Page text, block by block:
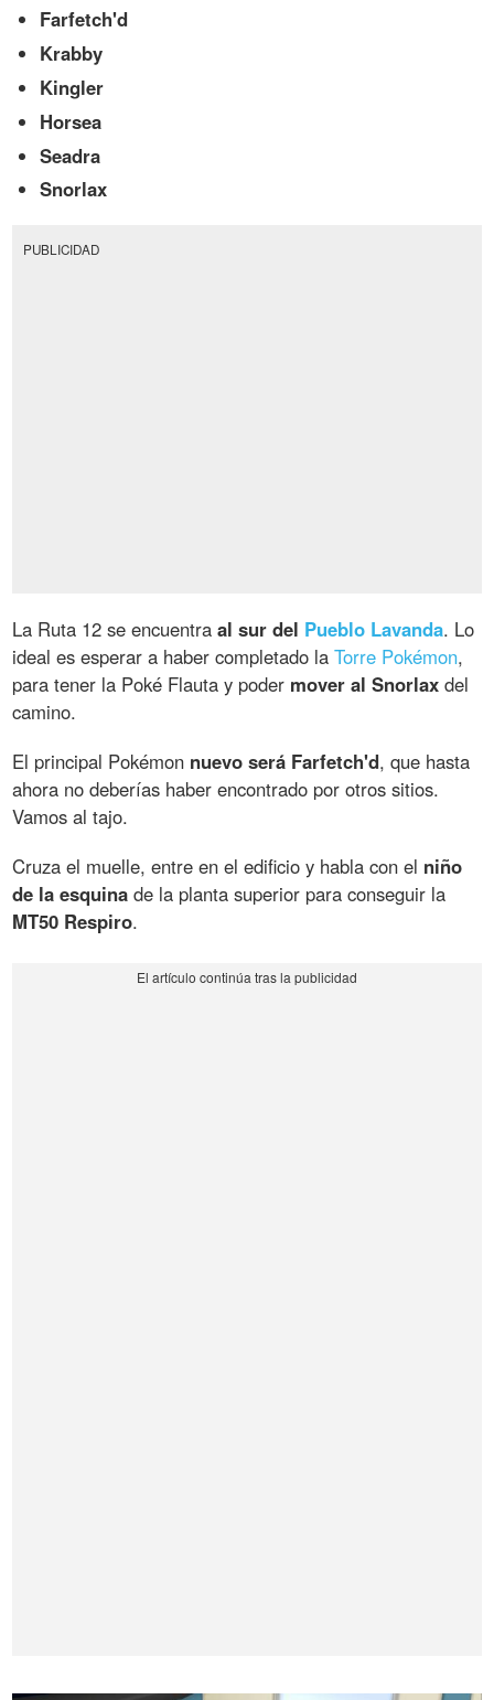
Farfetch'd
Krabby
Kingler
Horsea
Seadra
Snorlax
PUBLICIDAD
La Ruta 12 se encuentraal sur del Pueblo Lavanda. Lo
ideal es esperar a haber completado laTorre Pokémon,
para tener la Poké Flauta y poder mover al Snorlax del
camino.
El principal Pokémon nuevo será Farfetch'd, que hasta
ahora no deberías haber encontrado por otros sitios.
Vamos al tajo.
Cruza el muelle, entre en el edificio y habla con el niño
de la esquina de la planta superior para conseguir la
MT50 Respiro.